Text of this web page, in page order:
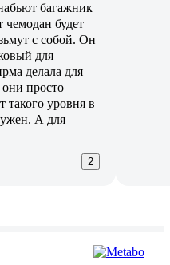
багажник
чемодан будет
с собой. Он
для
делала для
они просто
такого уровня в
А для
2